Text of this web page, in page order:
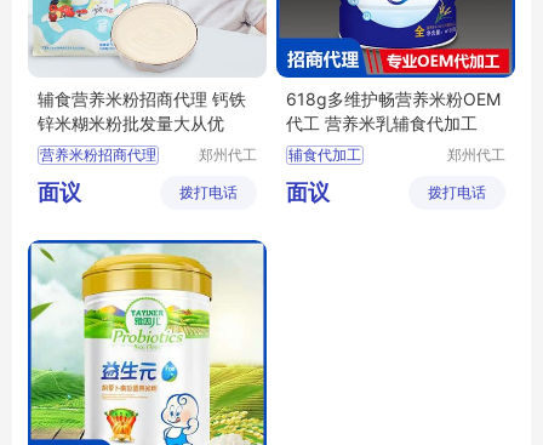
辅食营养米粉招商代理 钙铁
锌米糊米粉批发量大从优
营养米粉招商代理
郑州代工
技有限公
面议 拨打电话
618g多维护畅营养米粉OEM
代工 营养米乳辅食代加工
辅食代加工
辅食OEM代工
米粉OEM
郑州代工
技有限公
面议 拨打电话